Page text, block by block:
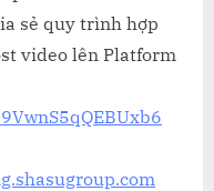
sẻ quy trình hợp
video lên Platform